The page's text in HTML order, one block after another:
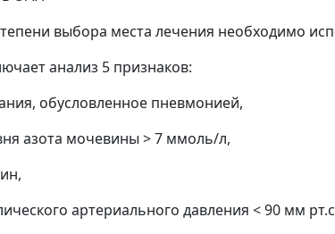
выбора места лечения необходимо
анализ 5 признаков:
обусловленное пневмонией,
азота мочевины > 7 ммоль/л,
артериального давления < 90 мм